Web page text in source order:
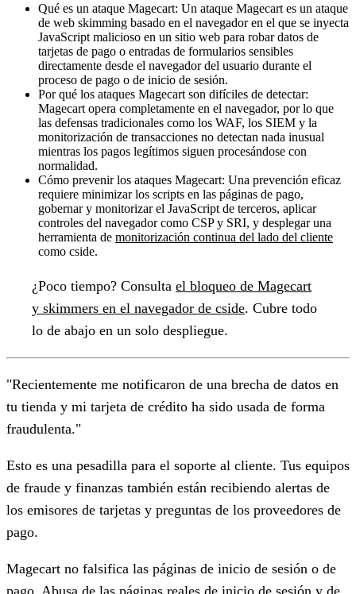
Qué es un ataque Magecart: Un ataque Magecart es un ataque
de web skimming basado en el navegador en el que se inyecta
JavaScript malicioso en un sitio web para robar datos de
tarjetas de pago o entradas de formularios sensibles
directamente desde el navegador del usuario durante el
proceso de pago o de inicio de sesión.
Por qué los ataques Magecart son difíciles de detectar:
Magecart opera completamente en el navegador, por lo que
las defensas tradicionales como los WAF, los SIEM y la
monitorización de transacciones no detectan nada inusual
mientras los pagos legítimos siguen procesándose con
normalidad.
Cómo prevenir los ataques Magecart: Una prevención eficaz
requiere minimizar los scripts en las páginas de pago,
gobernar y monitorizar el JavaScript de terceros, aplicar
controles del navegador como CSP y SRI, y desplegar una
herramienta de monitorización continua del lado del cliente
como cside.
¿Poco tiempo? Consulta el bloqueo de Magecart
y skimmers en el navegador de cside. Cubre todo
lo de abajo en un solo despliegue.
"Recientemente me notificaron de una brecha de datos en
tu tienda y mi tarjeta de crédito ha sido usada de forma
fraudulenta."
Esto es una pesadilla para el soporte al cliente. Tus equipos
de fraude y finanzas también están recibiendo alertas de
los emisores de tarjetas y preguntas de los proveedores de
pago.
Magecart no falsifica las páginas de inicio de sesión o de
pago. Abusa de las páginas reales de inicio de sesión y de